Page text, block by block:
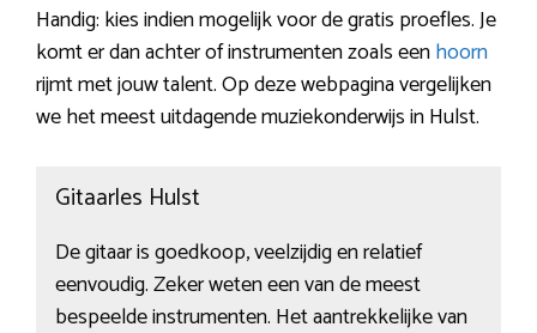
Handig: kies indien mogelijk voor de gratis proefles. Je
komt er dan achter of instrumenten zoals eenhoorn
rijmt met jouw talent. Op deze webpagina vergelijken
we het meest uitdagende muziekonderwijs in Hulst.
Gitaarles Hulst
De gitaar is goedkoop, veelzijdig en relatief
eenvoudig. Zeker weten een van de meest
bespeelde instrumenten. Het aantrekkelijke van